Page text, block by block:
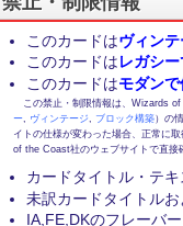
このカードはヴィン
このカードはレガシ
このカードはモダン
この禁止・制限情報は、Wizards
ー, ヴィンテージ, ブロック構築）の
イトの仕様が変わった場合、正常に
of the Coast社のウェブサイトで直接
カードタイトル・テキ
未訳カードタイトル
IA,FE,DKのフレーバ